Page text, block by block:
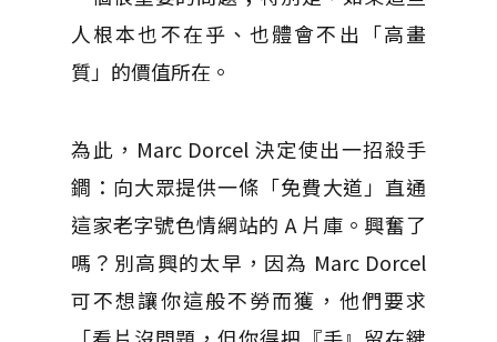
人根本也不在乎、也體會不出「高畫
質」的價值所在。
為此，Marc Dorcel 決定使出一招殺手
鐧：向大眾提供一條「免費大道」直通
這家老字號色情網站的 A 片庫。興奮了
嗎？別高興的太早，因為 Marc Dorcel
可不想讓你這般不勞而獲，他們要求